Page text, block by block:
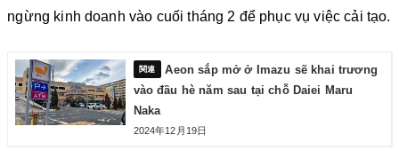
ngừng kinh doanh vào cuối tháng 2 để phục vụ việc cải tạo.
Aeon sắp mở ở Imazu sẽ khai trương
vào đầu hè năm sau tại chỗ Daiei Maru
Naka
2024年12月19日